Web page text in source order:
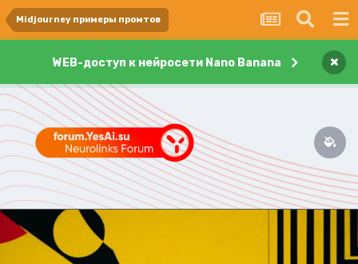
Midjourney примеры промтов
WEB-доступ к нейросети Nano Banana ×